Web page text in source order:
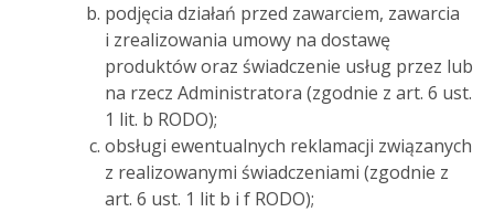
podjęcia działań przed zawarciem, zawarcia
i zrealizowania umowy na dostawę
produktów oraz świadczenie usług przez lub
na rzecz Administratora (zgodnie z art. 6 ust.
1 lit. b RODO);
obsługi ewentualnych reklamacji związanych
z realizowanymi świadczeniami (zgodnie z
art. 6 ust. 1 lit b i f RODO);